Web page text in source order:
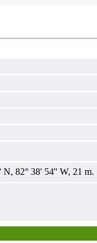
N, 82° 38' 54'' W, 21 m.